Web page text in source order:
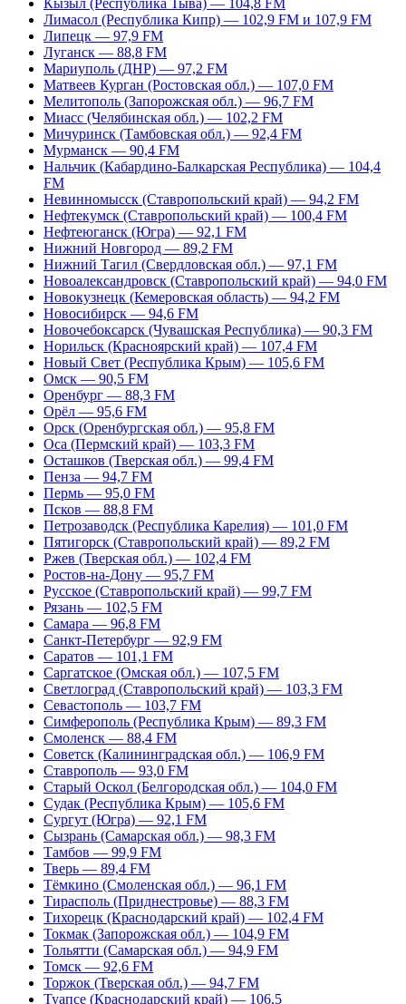
Кызыл (Республика Тыва) — 104,8 FM
Лимасол (Республика Кипр) — 102,9 FM и 107,9 FM
Липецк — 97,9 FM
Луганск — 88,8 FM
Мариуполь (ДНР) — 97,2 FM
Матвеев Курган (Ростовская обл.) — 107,0 FM
Мелитополь (Запорожская обл.) — 96,7 FM
Миасс (Челябинская обл.) — 102,2 FM
Мичуринск (Тамбовская обл.) — 92,4 FM
Мурманск — 90,4 FM
Нальчик (Кабардино-Балкарская Республика) — 104,4
FM
Невинномысск (Ставропольский край) — 94,2 FM
Нефтекумск (Ставропольский край) — 100,4 FM
Нефтеюганск (Югра) — 92,1 FM
Нижний Новгород — 89,2 FM
Нижний Тагил (Свердловская обл.) — 97,1 FM
Новоалександровск (Ставропольский край) — 94,0 FM
Новокузнецк (Кемеровская область) — 94,2 FM
Новосибирск — 94,6 FM
Новочебоксарск (Чувашская Республика) — 90,3 FM
Норильск (Красноярский край) — 107,4 FM
Новый Свет (Республика Крым) — 105,6 FM
Омск — 90,5 FM
Оренбург — 88,3 FM
Орёл — 95,6 FM
Орск (Оренбургская обл.) — 95,8 FM
Оса (Пермский край) — 103,3 FM
Осташков (Тверская обл.) — 99,4 FM
Пенза — 94,7 FM
Пермь — 95,0 FM
Псков — 88,8 FM
Петрозаводск (Республика Карелия) — 101,0 FM
Пятигорск (Ставропольский край) — 89,2 FM
Ржев (Тверская обл.) — 102,4 FM
Ростов-на-Дону — 95,7 FM
Русское (Ставропольский край) — 99,7 FM
Рязань — 102,5 FM
Самара — 96,8 FM
Санкт-Петербург — 92,9 FM
Саратов — 101,1 FM
Саргатское (Омская обл.) — 107,5 FM
Светлоград (Ставропольский край) — 103,3 FM
Севастополь — 103,7 FM
Симферополь (Республика Крым) — 89,3 FM
Смоленск — 88,4 FM
Советск (Калининградская обл.) — 106,9 FM
Ставрополь — 93,0 FM
Старый Оскол (Белгородская обл.) — 104,0 FM
Судак (Республика Крым) — 105,6 FM
Сургут (Югра) — 92,1 FM
Сызрань (Самарская обл.) — 98,3 FM
Тамбов — 99,9 FM
Тверь — 89,4 FM
Тёмкино (Смоленская обл.) — 96,1 FM
Тирасполь (Приднестровье) — 88,3 FM
Тихорецк (Краснодарский край) — 102,4 FM
Токмак (Запорожская обл.) — 104,9 FM
Тольятти (Самарская обл.) — 94,9 FM
Томск — 92,6 FM
Торжок (Тверская обл.) — 94,7 FM
Туапсе (Краснодарский край) — 106,5